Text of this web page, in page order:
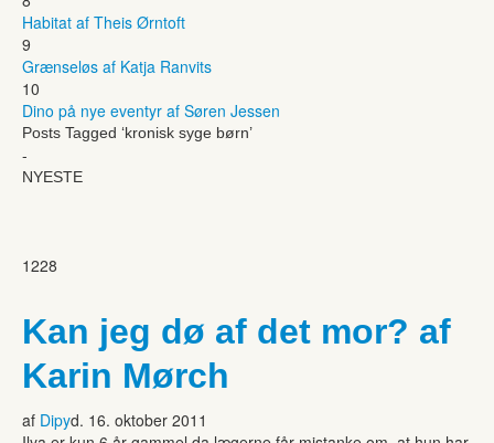
Habitat af Theis Ørntoft
9
Grænseløs af Katja Ranvits
10
Dino på nye eventyr af Søren Jessen
Posts Tagged ‘kronisk syge børn’
-
NYESTE
1228
Kan jeg dø af det mor? af
Karin Mørch
af Dipyd. 16. oktober 2011